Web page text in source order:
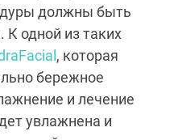
должны быть
одной из таких
, которая
бережное
и лечение
увлажнена и